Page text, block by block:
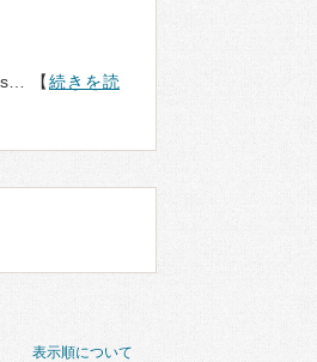
【続きを読
表示順について